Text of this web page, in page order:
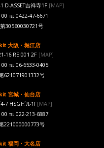
D-ASSET吉祥寺1F [MAP]
℡ 0422-47-6671
30560030721号
大阪・堀江店
16 RE:001 2F[MAP]
00 ℡ 06-6533-0405
621071901332号
宮城・仙台店
7 HSGビル1F[MAP]
00 ℡ 022-213-6887
221000000773号
福岡・大名店